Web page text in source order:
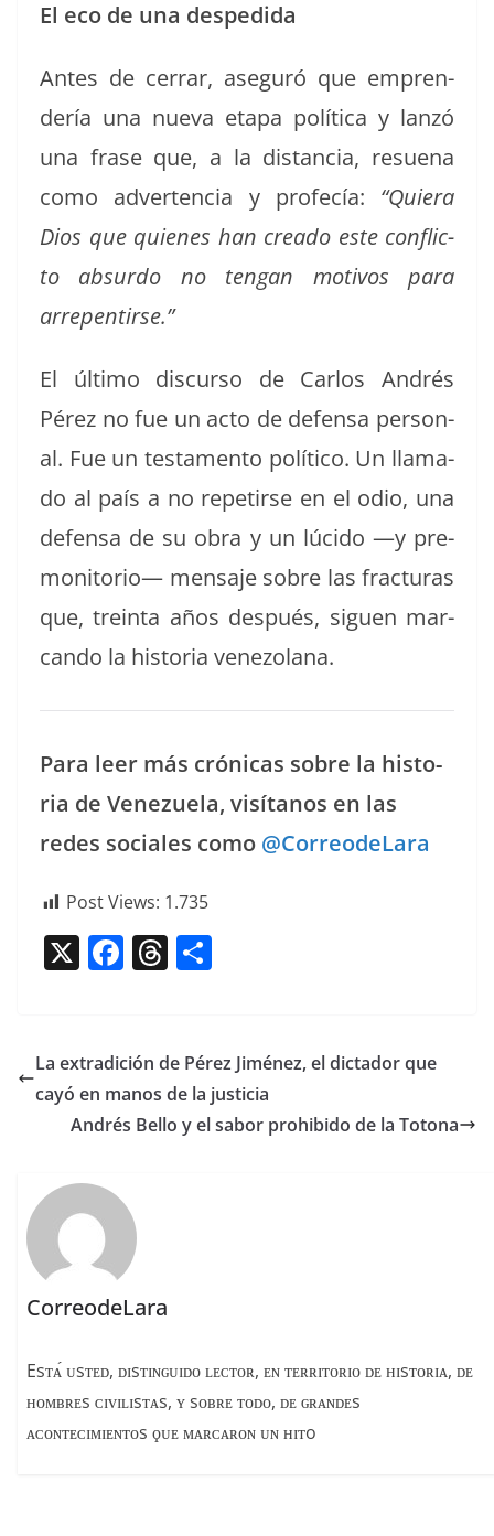
El eco de una despedida
Antes de cer­rar, ase­guró que empren­
dería una nue­va eta­pa políti­ca y lanzó
una frase que, a la dis­tan­cia, resue­na
como adver­ten­cia y pro­fecía: “Quiera
Dios que quienes han crea­do este con­flic­
to absur­do no ten­gan motivos para
arrepen­tirse.”
El últi­mo dis­cur­so de Car­los Andrés
Pérez no fue un acto de defen­sa per­son­
al. Fue un tes­ta­men­to políti­co. Un lla­ma­
do al país a no repe­tirse en el odio, una
defen­sa de su obra y un lúci­do —y pre­
mon­i­to­rio— men­saje sobre las frac­turas
que, trein­ta años después, siguen mar­
can­do la his­to­ria venezolana.
Para leer más cróni­cas sobre la his­to­
ria de Venezuela, visí­tanos en las
redes sociales como @CorreodeLara
Post Views: 1.735
X F
e
b
o
k
T
a
d
s
p
ar
tir
La extradición de Pérez Jiménez, el dictador que
cayó en manos de la justicia
Andrés Bello y el sabor prohibido de la Totona
CorreodeLara
Esᴛᴀ́ ᴜsᴛᴇᴅ, ᴅɪsᴛɪɴɢᴜɪᴅᴏ ʟᴇᴄᴛᴏʀ, ᴇɴ ᴛᴇʀʀɪᴛᴏʀɪᴏ ᴅᴇ ʜɪsᴛᴏʀɪᴀ, ᴅᴇ
ʜᴏᴍʙʀᴇs ᴄɪᴠɪʟɪsᴛᴀs, ʏ sᴏʙʀᴇ ᴛᴏᴅᴏ, ᴅᴇ ɢʀᴀɴᴅᴇs
ᴀᴄᴏɴᴛᴇᴄɪᴍɪᴇɴᴛᴏs ϙᴜᴇ ᴍᴀʀᴄᴀʀᴏɴ ᴜɴ ʜɪᴛo